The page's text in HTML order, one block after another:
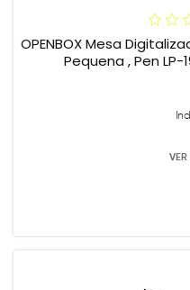
OPENBOX Mesa
Pequena , Pen LP-
VER